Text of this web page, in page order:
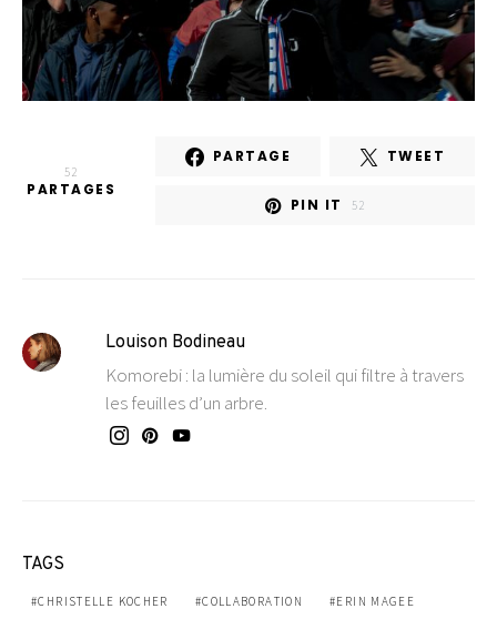
52
PARTAGES
PARTAGE TWEET
PIN IT 52
Louison Bodineau
Komorebi : la lumière du soleil qui filtre à travers
les feuilles d’un arbre.
TAGS
CHRISTELLE KOCHER COLLABORATION
ERIN MAGEE